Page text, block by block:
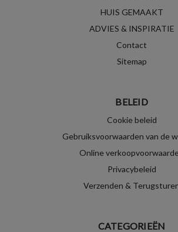
HUIS GEMAAKT
ADVIES & INSPIRATIE
Contact
Sitemap
BELEID
Cookie beleid
Gebruiksvoorwaarden van de
Online
Privacybeleid
Verzenden &
CATEGORIEËN